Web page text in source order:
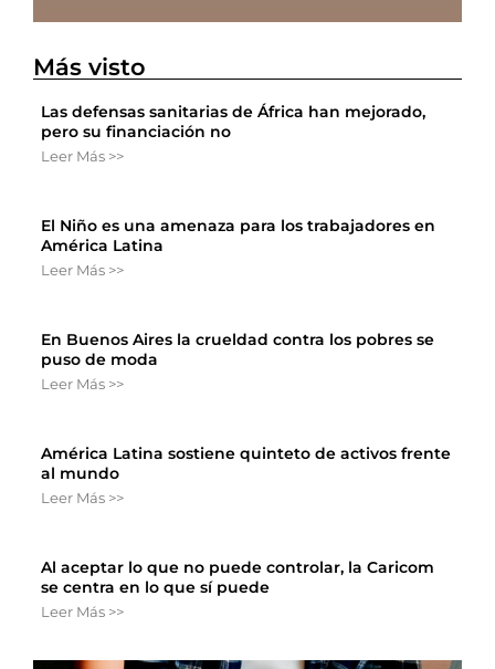
Más visto
Las defensas sanitarias de África han mejorado,
pero su financiación no
Leer Más >>
El Niño es una amenaza para los trabajadores en
América Latina
Leer Más >>
En Buenos Aires la crueldad contra los pobres se
puso de moda
Leer Más >>
América Latina sostiene quinteto de activos frente
al mundo
Leer Más >>
Al aceptar lo que no puede controlar, la Caricom
se centra en lo que sí puede
Leer Más >>